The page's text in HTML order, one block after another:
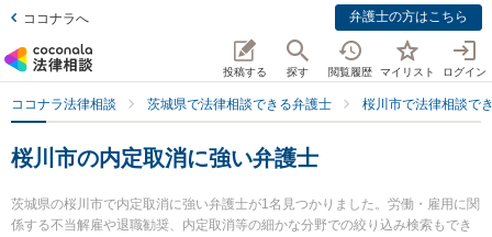
ココナラへ 弁護士の方はこちら
投稿する 探す 閲覧履歴 マイリスト ログイン
ココナラ法律相談 茨城県で法律相談できる弁護士 桜川市で法律相談で
桜川市の内定取消に強い弁護士
茨城県の桜川市で内定取消に強い弁護士が1名見つかりました。労働・雇用に関
係する不当解雇や退職勧奨、内定取消等の細かな分野での絞り込み検索もでき